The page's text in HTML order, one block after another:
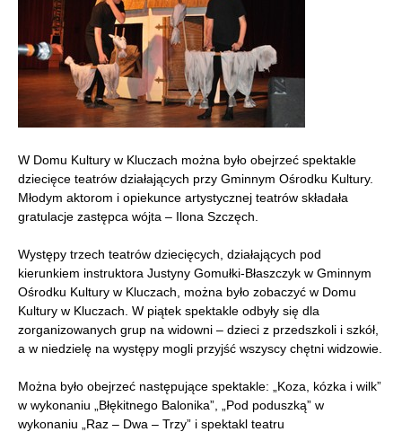
W Domu Kultury w Kluczach można było obejrzeć spektakle
dziecięce teatrów działających przy Gminnym Ośrodku Kultury.
Młodym aktorom i opiekunce artystycznej teatrów składała
gratulacje zastępca wójta – Ilona Szczęch.
Występy trzech teatrów dziecięcych, działających pod
kierunkiem instruktora Justyny Gomułki-Błaszczyk w Gminnym
Ośrodku Kultury w Kluczach, można było zobaczyć w Domu
Kultury w Kluczach. W piątek spektakle odbyły się dla
zorganizowanych grup na widowni – dzieci z przedszkoli i szkół,
a w niedzielę na występy mogli przyjść wszyscy chętni widzowie.
Można było obejrzeć następujące spektakle: „Koza, kózka i wilk”
w wykonaniu „Błękitnego Balonika”, „Pod poduszką” w
wykonaniu „Raz – Dwa – Trzy” i spektakl teatru